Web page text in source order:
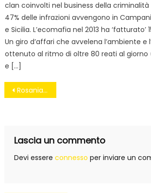
clan coinvolti nel business della
47% delle infrazioni avvengono in
e Sicilia. L’ecomafia nel 2013 ha ‘fatturato’
Un giro d’affari che avvelena l’ambiente e
ottenuto al ritmo di oltre 80 reati al giorno
e […]
Navigazione
Rosania (Pd): lavoro per unire e non per dividere
Lascia un commento
Devi essere connesso per inviare un